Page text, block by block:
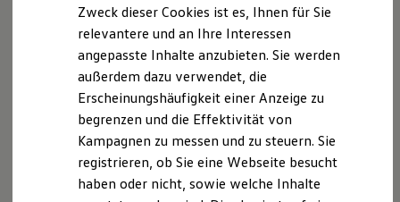
Kaufoptionen
E-Auto-Förderung
Software und Konnektivität
Die ID. Software 6
ID. Software Versionen und Updates
Digitale Extras
Schnittstellen zu Ihrem ID.
Hybridautos
Marke und Erlebnis
Volkswagen R und R Experience
R-Modelle
R Experience
Ist der Betrieb Mitglied der örtlich zuständigen
Innung des Kraftfahrzeughandwerks, kann der
Auftraggeber bei Streitigkeiten aus diesem
Auftrag (mit Ausnahme von Nutzfahrzeugen mit
einem Gesamtgewicht von mehr als 3,5 Tonnen)
oder - mit dessen Einverständnis - der
Auftragnehmer die für den Auftragnehmer
zuständige Kfz-Schiedsstelle anrufen. Die
Anrufung muss unverzüglich nach Kenntnis des
Zweck dieser Cookies ist es, Ihnen für Sie
relevantere und an Ihre Interessen
angepasste Inhalte anzubieten. Sie werden
außerdem dazu verwendet, die
Erscheinungshäufigkeit einer Anzeige zu
begrenzen und die Effektivität von
Kampagnen zu messen und zu steuern. Sie
registrieren, ob Sie eine Webseite besucht
haben oder nicht, sowie welche Inhalte